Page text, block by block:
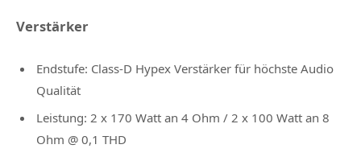
Verstärker
Endstufe: Class-D Hypex Verstärker für höchste Audio
Qualität
Leistung: 2 x 170 Watt an 4 Ohm / 2 x 100 Watt an 8
Ohm @ 0,1 THD